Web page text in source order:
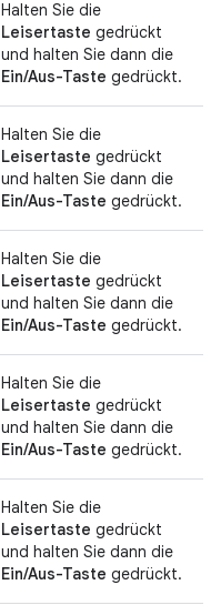
Halten Sie die
Leisertaste gedrückt
und halten Sie dann die
Ein/Aus-Taste gedrückt.
Halten Sie die
Leisertaste gedrückt
und halten Sie dann die
Ein/Aus-Taste gedrückt.
Halten Sie die
Leisertaste gedrückt
und halten Sie dann die
Ein/Aus-Taste gedrückt.
Halten Sie die
Leisertaste gedrückt
und halten Sie dann die
Ein/Aus-Taste gedrückt.
Halten Sie die
Leisertaste gedrückt
und halten Sie dann die
Ein/Aus-Taste gedrückt.